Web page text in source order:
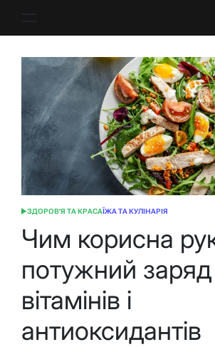
ОПУБЛІКУВАТИ
ЗДОРОВ'Я ТА КРАСАЇЖА ТА КУЛІНАРІЯ
Чим корисна
потужний заряд
вітамінів і
антиоксидантів